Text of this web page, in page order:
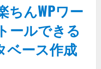
ちんWPワー
ールできる
ベース作成